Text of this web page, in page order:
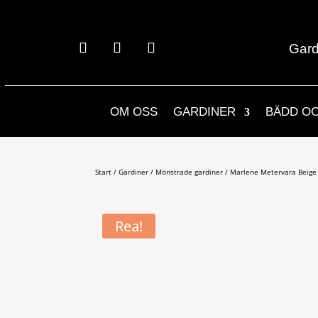
OM OSS GARDINER BÄDD
Start /Gardiner / Mönstrade gardiner / Marlene Metervara Beige
Rea!